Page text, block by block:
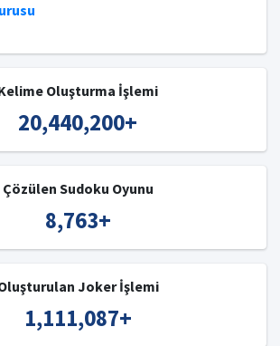
Oluşturma İşlemi
20,440,200+
Çözülen Sudoku Oyunu
8,763+
Joker İşlemi
1,111,087+